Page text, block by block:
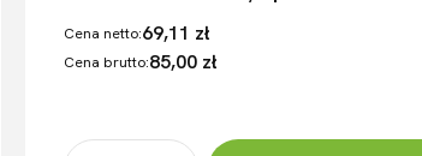
Cena netto:69,11 zł
Cena brutto:85,00 zł